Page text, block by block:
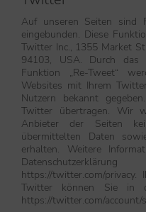
Auf unseren Seiten sind
eingebunden. Diese
Twitter Inc., 1355 Market
94103, USA. Durch
Funktion „Re-Tweet“
Websites mit Ihrem
Nutzern bekannt
Twitter übertragen. Wir
Anbieter der Seiten
übermittelten Daten
erhalten. Weitere
https://twitter.com/privacy.
Twitter können Sie in
https://twitter.com/account/